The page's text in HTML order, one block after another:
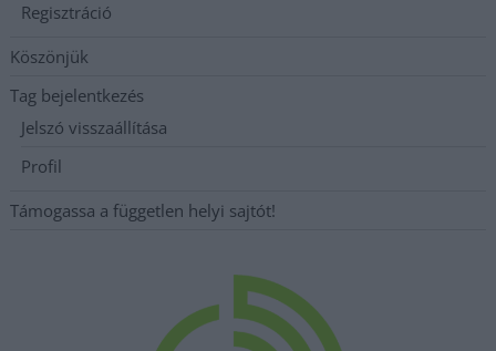
Regisztráció
Köszönjük
Tag bejelentkezés
Jelszó visszaállítása
Profil
Támogassa a független helyi sajtót!